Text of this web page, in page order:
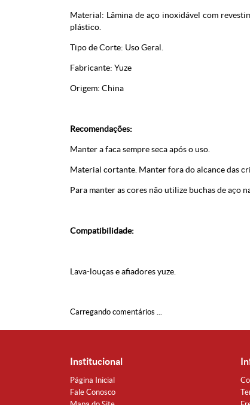
Material: Lâmina de aço inoxidável com
plástico.
Tipo de Corte: Uso Geral.
Fabricante: Yuze
Origem: China
Recomendações:
Manter a faca sempre seca após o uso.
Material cortante. Manter fora do alcance das
Para manter as cores não utilize buchas de aço
Compatibilidade:
Lava-louças e afiadores yuze.
Carregando comentários ...
Institucional
Página Inicial
Fale Conosco